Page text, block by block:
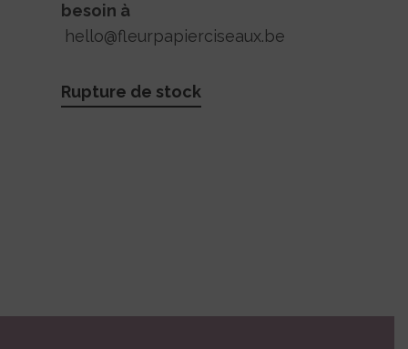
besoin à
hello@fleurpapierciseaux.be
Rupture de stock